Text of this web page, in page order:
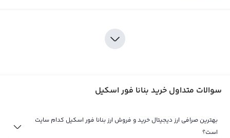
سوالات متداول خرید بنانا فور اسکیل
بهترین صرافی ارز دیجیتال خرید و فروش ارز بنانا فور اسکیل کدام سایت
است؟